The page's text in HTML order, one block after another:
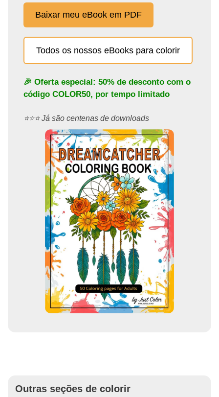
Baixar meu eBook em PDF
Todos os nossos eBooks para colorir
🎉 Oferta especial: 50% de desconto com o
código COLOR50, por tempo limitado
⭐️⭐️⭐️ Já são centenas de downloads
Outras seções de colorir